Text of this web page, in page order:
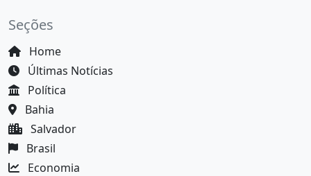
Seções
Home
Últimas Notícias
Política
Bahia
Salvador
Brasil
Economia